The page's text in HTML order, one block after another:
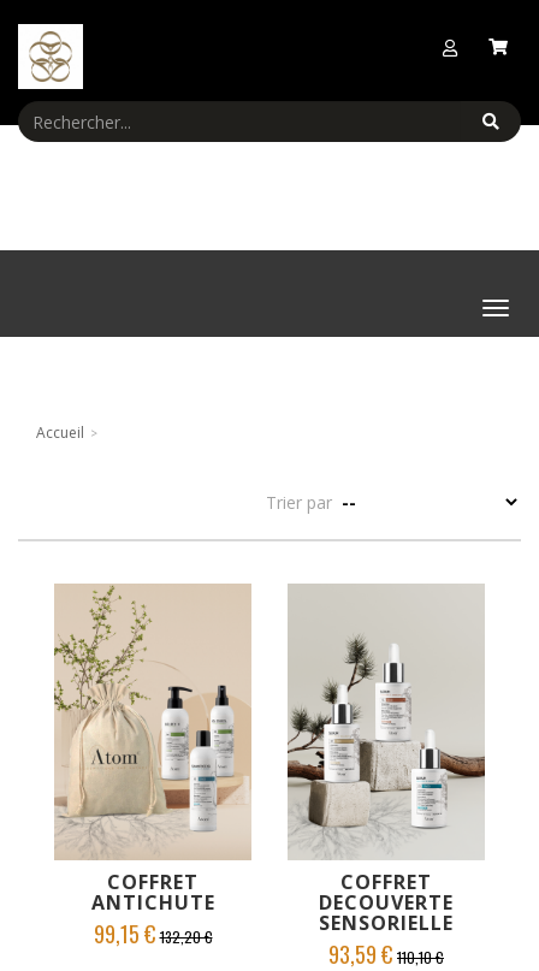
Menu
Accueil
Trier par
AJOUTER AU PANIER
VOIR LE PRODUIT
COFFRET
ANTICHUTE
99,15 €132,20 €
AJOUTER AU PANIER
VOIR LE PRODUIT
COFFRET
DECOUVERTE
SENSORIELLE
93,59 € 110,10 €